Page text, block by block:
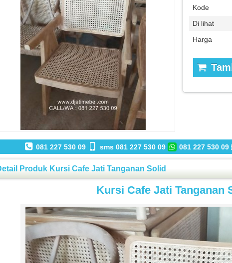
Kode
Di lihat
Harga
081 227 530 09 sms 081 227 530 09 081 227 530 09
Produk Kursi Cafe Jati Tanganan Solid
Kursi Cafe Jati Tanganan